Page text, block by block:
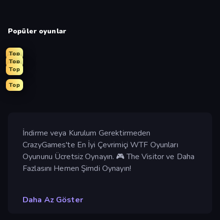
Popüler oyunlar
Top
Top
Top
Top
İndirme veya Kurulum Gerektirmeden
CrazyGames'te En İyi Çevrimiçi WTF Oyunları
Oyununu Ücretsiz Oynayın. 🎮 The Visitor ve Daha
Fazlasını Hemen Şimdi Oynayın!
Daha Az Göster